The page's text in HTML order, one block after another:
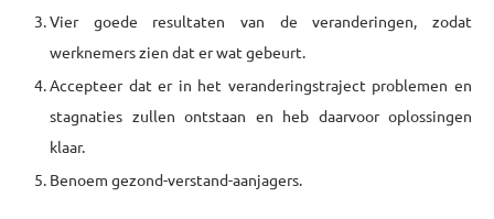
Vier goede resultaten van de veranderingen, zodat
werknemers zien dat er wat gebeurt.
Accepteer dat er in het veranderingstraject problemen en
stagnaties zullen ontstaan en heb daarvoor oplossingen
klaar.
Benoem gezond-verstand-aanjagers.